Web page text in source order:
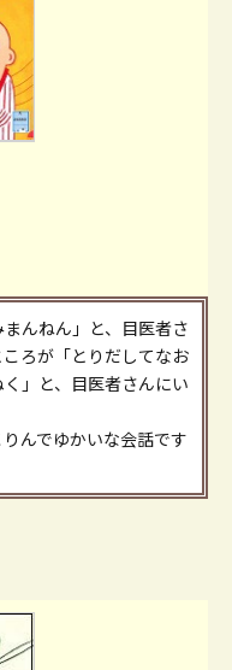
んねん」と、目医者さ
ろが「とりだしてなお
」と、目医者さんにい
んでゆかいな会話です